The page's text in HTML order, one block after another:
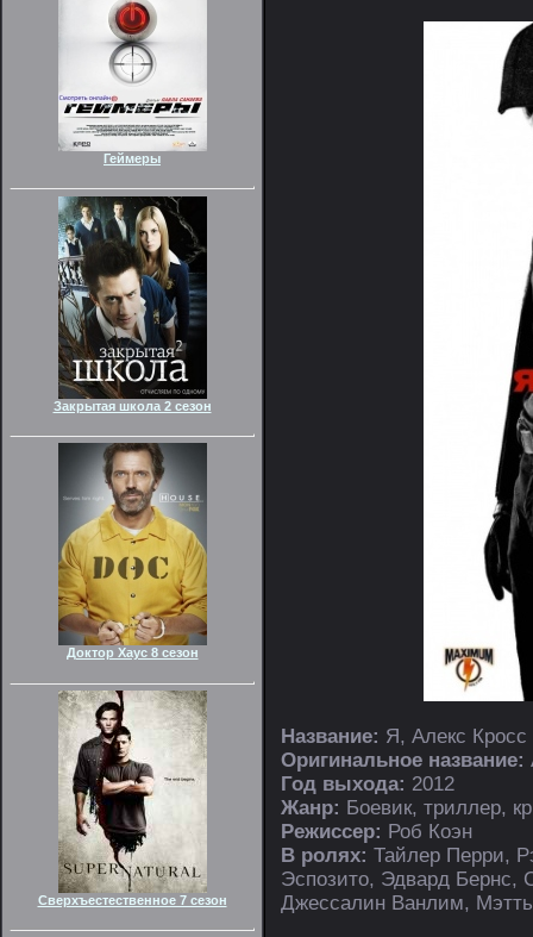
Геймеры
Закрытая школа 2 сезон
Доктор Хаус 8 сезон
Сверхъестественное 7 сезон
Название: Я, Алекс Кросс
Оригинальное название:
Год выхода: 2012
Жанр: Боевик, триллер,
Режиссер: Роб Коэн
В ролях: Тайлер Перри,
Эспозито, Эдвард Бернс,
Джессалин Ванлим,